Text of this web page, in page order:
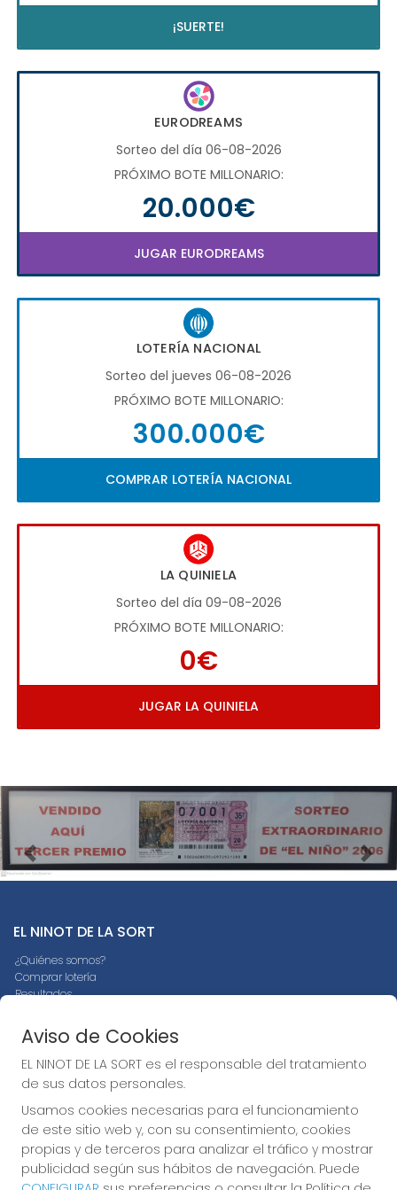
¡SUERTE!
EURODREAMS
Sorteo del día 06-08-2026
PRÓXIMO BOTE MILLONARIO:
20.000€
JUGAR EURODREAMS
LOTERÍA NACIONAL
Sorteo del jueves 06-08-2026
PRÓXIMO BOTE MILLONARIO:
300.000€
COMPRAR LOTERÍA NACIONAL
LA QUINIELA
Sorteo del día 09-08-2026
PRÓXIMO BOTE MILLONARIO:
0€
JUGAR LA QUINIELA
Imagen anterior
EL NINOT DE LA SORT
¿Quiénes somos?
Comprar lotería
Resultados
Empresas
Peñas
Boletos digitales
Acceso
REDES SOCIALES
Aviso de Cookies
EL NINOT DE LA SORT es el responsable del tratamiento
de sus datos personales.
Usamos cookies necesarias para el funcionamiento
de este sitio web y, con su consentimiento, cookies
propias y de terceros para analizar el tráfico y mostrar
publicidad según sus hábitos de navegación. Puede